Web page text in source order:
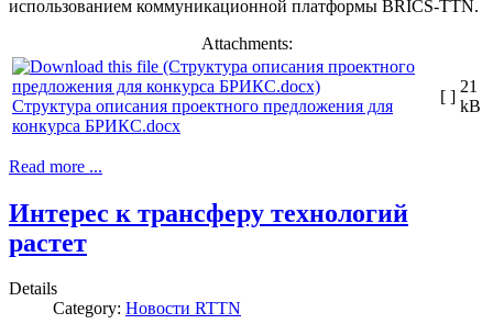
использованием коммуникационной платформы BRICS-TTN.
Attachments:
Структура описания проектного предложения для
конкурса БРИКС.docx
[ ]
21
kB
Read more ...
Интерес к трансферу технологий
растет
Details
Category: Новости RTTN